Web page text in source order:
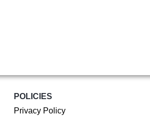
POLICIES
Privacy Policy